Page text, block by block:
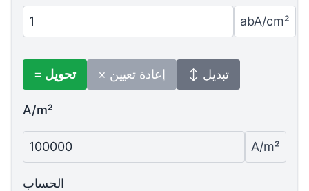
abA/cm²
= تحويل × إعادة تعيين ↕ تبديل
A/m²
100000 A/m²
الحساب